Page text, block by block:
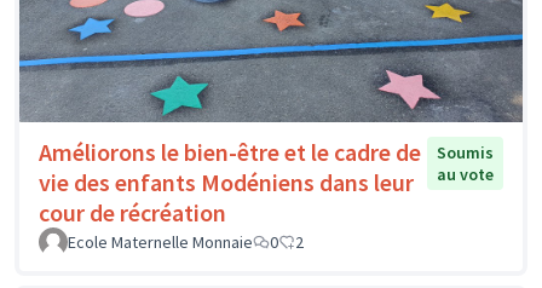
Améliorons le bien-être et le cadre de
vie des enfants Modéniens dans leur
cour de récréation
Soumis
au vote
Ecole Maternelle Monnaie 0 2